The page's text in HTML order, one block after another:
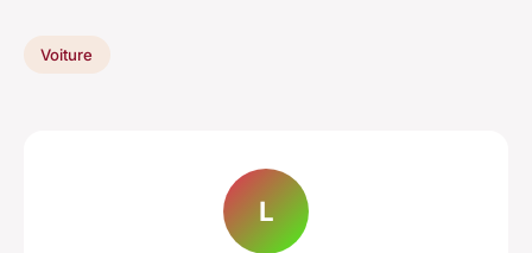
Voiture
L